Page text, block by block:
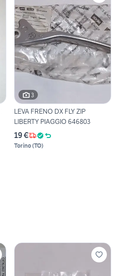
3
LEVA FRENO DX FLY ZIP
LIBERTY PIAGGIO 646803
19 €
Torino(TO)